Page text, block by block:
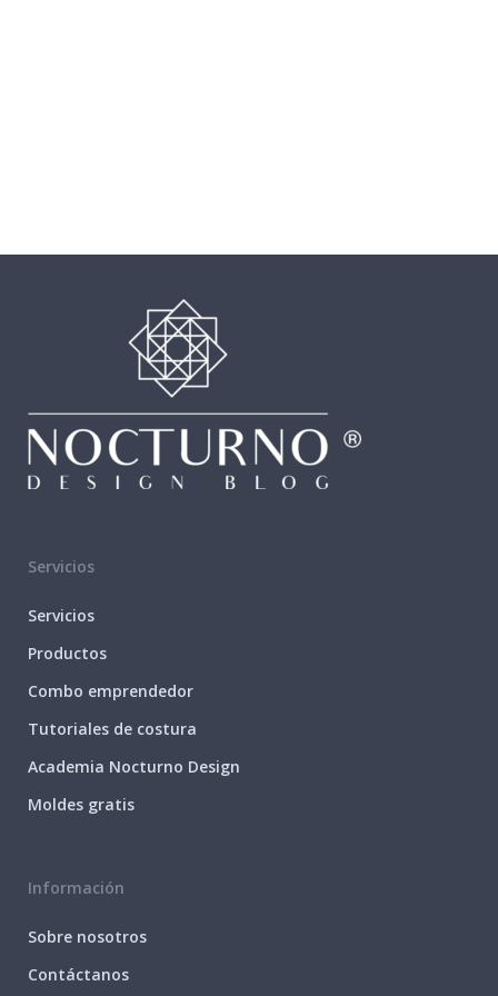
Servicios
Servicios
Productos
Combo emprendedor
Tutoriales de costura
Academia Nocturno Design
Moldes gratis
Información
Sobre nosotros
Contáctanos